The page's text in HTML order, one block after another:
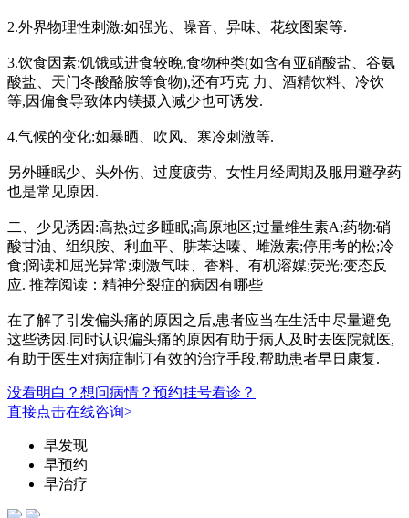
2.外界物理性刺激:如强光、噪音、异味、花纹图案等.
3.饮食因素:饥饿或进食较晚,食物种类(如含有亚硝酸盐、谷氨
酸盐、天门冬酸酪胺等食物),还有巧克 力、酒精饮料、冷饮
等,因偏食导致体内镁摄入减少也可诱发.
4.气候的变化:如暴晒、吹风、寒冷刺激等.
另外睡眠少、头外伤、过度疲劳、女性月经周期及服用避孕药
也是常见原因.
二、少见诱因:高热;过多睡眠;高原地区;过量维生素A;药物:硝
酸甘油、组织胺、利血平、肼苯达嗪、雌激素;停用考的松;冷
食;阅读和屈光异常;刺激气味、香料、有机溶媒;荧光;变态反
应. 推荐阅读：精神分裂症的病因有哪些
在了解了引发偏头痛的原因之后,患者应当在生活中尽量避免
这些诱因.同时认识偏头痛的原因有助于病人及时去医院就医,
有助于医生对病症制订有效的治疗手段,帮助患者早日康复.
没看明白？想问病情？预约挂号看诊？
直接点击在线咨询>
早发现
早预约
早治疗